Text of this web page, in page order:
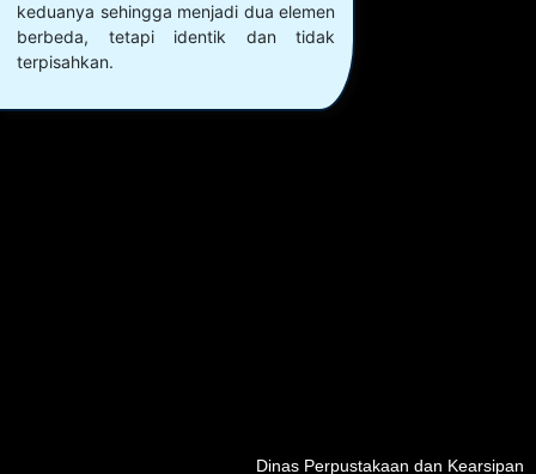
Dinas Perpustakaan dan Kearsipan
keduanya sehingga menjadi dua elemen
berbeda, tetapi identik dan tidak
terpisahkan.